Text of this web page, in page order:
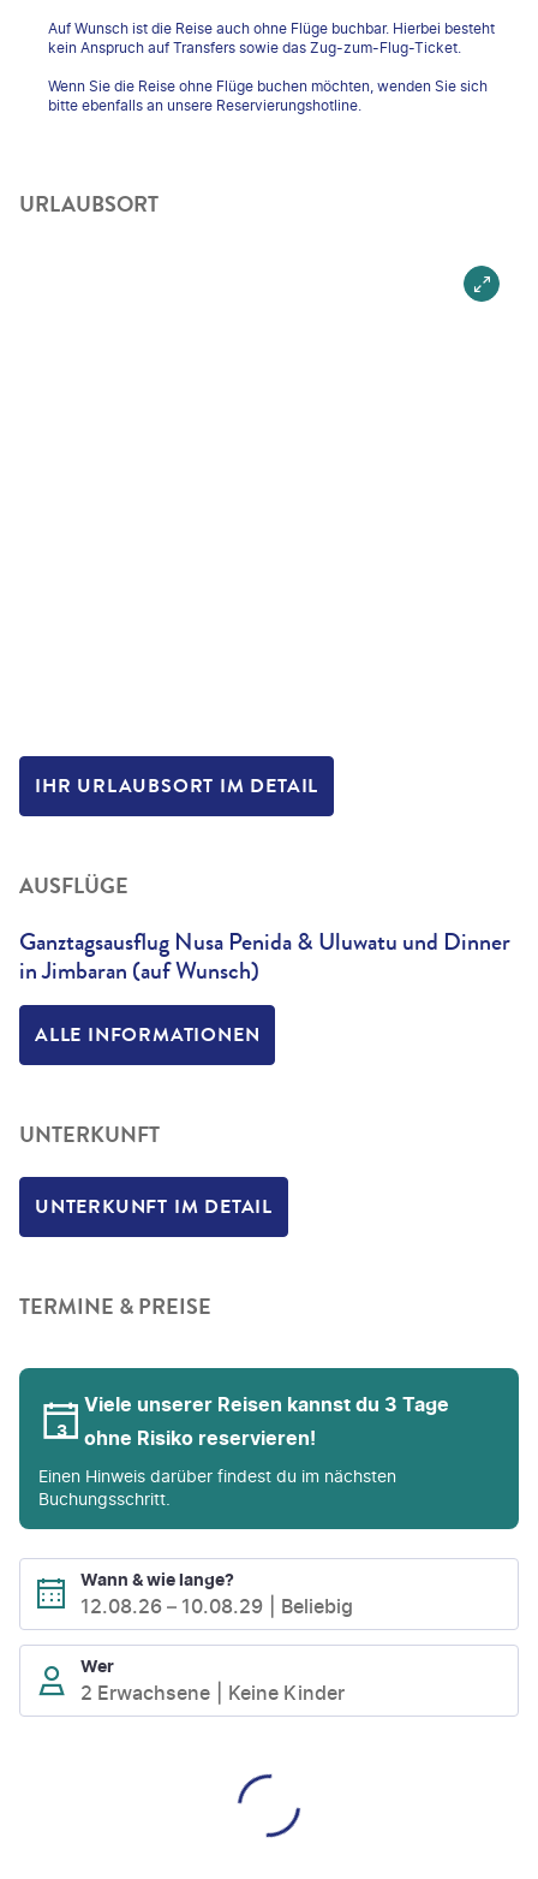
Auf Wunsch ist die Reise auch ohne Flüge buchbar. Hierbei besteht
kein Anspruch auf Transfers sowie das Zug-zum-Flug-Ticket.
Wenn Sie die Reise ohne Flüge buchen möchten, wenden Sie sich
bitte ebenfalls an unsere Reservierungshotline.
URLAUBSORT
IHR URLAUBSORT IM DETAIL
AUSFLÜGE
Ganztagsausflug Nusa Penida & Uluwatu und Dinner
in Jimbaran (auf Wunsch)
ALLE INFORMATIONEN
UNTERKUNFT
UNTERKUNFT IM DETAIL
TERMINE & PREISE
Viele unserer Reisen kannst du 3 Tage
ohne Risiko reservieren!
Einen Hinweis darüber findest du im nächsten
Buchungsschritt.
Wann & wie lange?
12.08.26 – 10.08.29 Beliebig
Wer
2 Erwachsene Keine Kinder